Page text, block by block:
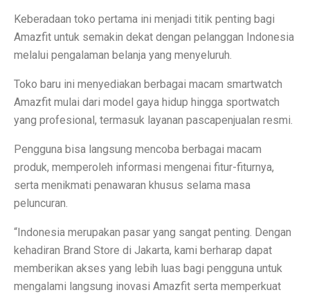
Tugas dan Wewenang OJK, Regulator dari Krisis
5 Fakta Menarik Ikan Green Terror yang Agresif dan
5 Rekomendasi Film Park Chan Wook yang Harus
Ulang Tahun ke-34, Excelso Hadirkan Seri Matcha
Terapi Ginjal dengan Teknologi Cuci Darah Terbaru
5 Rahasia Kehidupan Panjang Manusia Tertua
Casa Modena, Kafe Rumah yang Nyaman di Modena
Desain Rumah Minimalis, Tampilan Menarik!
Prakiraan Cuaca OKU Timur 2 Oktober 2025:
Keberadaan toko pertama ini menjadi titik penting bagi
Amazfit untuk semakin dekat dengan pelanggan Indonesia
melalui pengalaman belanja yang menyeluruh.
Toko baru ini menyediakan berbagai macam smartwatch
Amazfit mulai dari model gaya hidup hingga sportwatch
yang profesional, termasuk layanan pascapenjualan resmi.
Pengguna bisa langsung mencoba berbagai macam
produk, memperoleh informasi mengenai fitur-fiturnya,
serta menikmati penawaran khusus selama masa
peluncuran.
“Indonesia merupakan pasar yang sangat penting. Dengan
kehadiran Brand Store di Jakarta, kami berharap dapat
memberikan akses yang lebih luas bagi pengguna untuk
mengalami langsung inovasi Amazfit serta memperkuat